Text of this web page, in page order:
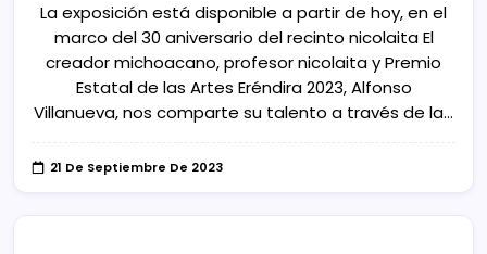
La exposición está disponible a partir de hoy, en el
marco del 30 aniversario del recinto nicolaita El
creador michoacano, profesor nicolaita y Premio
Estatal de las Artes Eréndira 2023, Alfonso
Villanueva, nos comparte su talento a través de la…
21 De Septiembre De 2023